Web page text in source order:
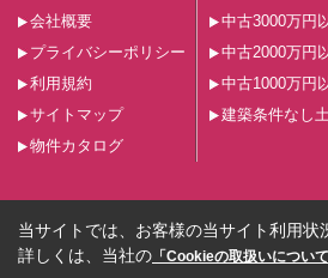
会社概要
プライバシーポリシー
利用規約
サイトマップ
物件カタログ
中古3000万円
中古2000万円
中古1000万円
建築条件なし
当サイトでは、お客様の当サイト利用
詳しくは、当社の 「Cookieの取扱いについて